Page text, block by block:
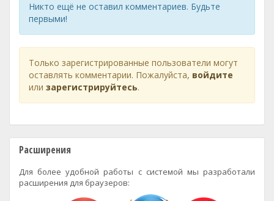
Никто ещё не оставил комментариев. Будьте
первыми!
Только зарегистрированные пользователи могут
оставлять комментарии. Пожалуйста, войдите
или зарегистрируйтесь.
Расширения
Для более удобной работы с системой мы разработали
расширения для браузеров: